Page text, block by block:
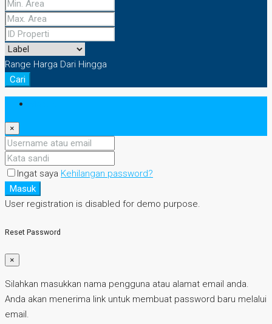
Range Harga Dari Hingga
Cari
×
Ingat saya Kehilangan password?
Masuk
User registration is disabled for demo purpose.
Reset Password
×
Silahkan masukkan nama pengguna atau alamat email anda.
Anda akan menerima link untuk membuat password baru melalui
email.